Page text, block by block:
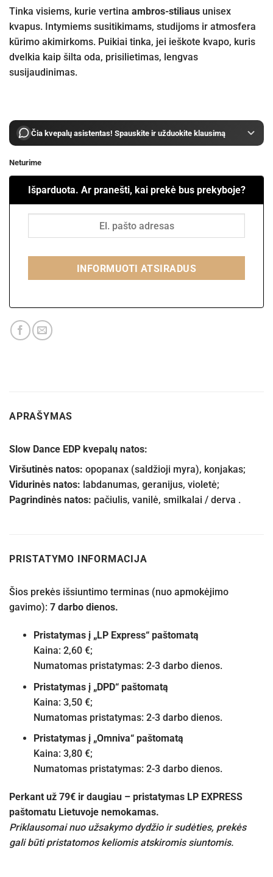
Tinka visiems, kurie vertina ambros-stiliaus unisex
kvapus. Intymiems susitikimams, studijoms ir atmosfera
kūrimo akimirkoms. Puikiai tinka, jei ieškote kvapo, kuris
dvelkia kaip šilta oda, prisilietimas, lengvas
susijaudinimas.
Čia kvepalų asistentas! Spauskite ir užduokite klausimą
Neturime
Išparduota. Ar pranešti, kai prekė bus prekyboje?
INFORMUOTI ATSIRADUS
APRAŠYMAS
Slow Dance EDP kvepalų natos:
Viršutinės natos: opopanax (saldžioji myra), konjakas;
Vidurinės natos: labdanumas, geranijus, violetė;
Pagrindinės natos: pačiulis, vanilė, smilkalai / derva .
PRISTATYMO INFORMACIJA
Šios prekės išsiuntimo terminas (nuo apmokėjimo
gavimo): 7 darbo dienos.
Pristatymas į „LP Express“ paštomatą
Kaina: 2,60 €;
Numatomas pristatymas: 2-3 darbo dienos.
Pristatymas į „DPD“ paštomatą
Kaina: 3,50 €;
Numatomas pristatymas: 2-3 darbo dienos.
Pristatymas į „Omniva“ paštomatą
Kaina: 3,80 €;
Numatomas pristatymas: 2-3 darbo dienos.
Perkant už 79€ ir daugiau – pristatymas LP EXPRESS
paštomatu Lietuvoje nemokamas.
Priklausomai nuo užsakymo dydžio ir sudėties, prekės
gali būti pristatomos keliomis atskiromis siuntomis.